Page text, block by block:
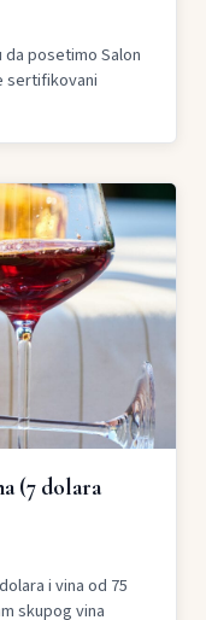
da posetimo Salon
sertifikovani
(7 dolara
i vina od 75
skupog vina